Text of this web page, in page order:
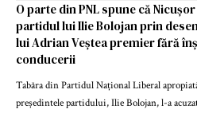
O parte din PNL spune că
partidul lui Ilie Bolojan prin
lui Adrian Veștea premier fără
conducerii
Tabăra din Partidul Național Liberal
președintele partidului, Ilie Bolojan, l-a